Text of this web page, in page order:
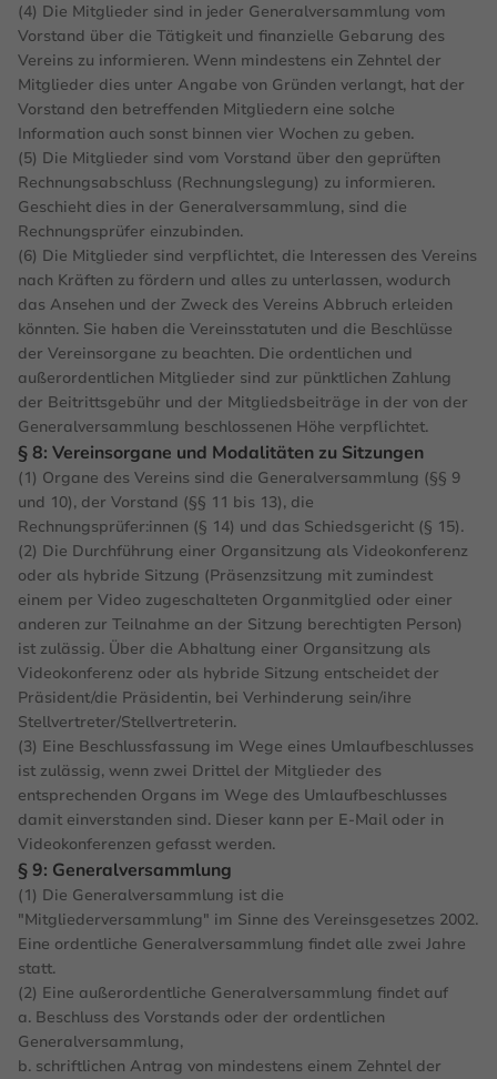
(4) Die Mitglieder sind in jeder Generalversammlung vom
Vorstand über die Tätigkeit und finanzielle Gebarung des
Vereins zu informieren. Wenn mindestens ein Zehntel der
Mitglieder dies unter Angabe von Gründen verlangt, hat der
Vorstand den betreffenden Mitgliedern eine solche
Information auch sonst binnen vier Wochen zu geben.
(5) Die Mitglieder sind vom Vorstand über den geprüften
Rechnungsabschluss (Rechnungslegung) zu informieren.
Geschieht dies in der Generalversammlung, sind die
Rechnungsprüfer einzubinden.
(6) Die Mitglieder sind verpflichtet, die Interessen des Vereins
nach Kräften zu fördern und alles zu unterlassen, wodurch
das Ansehen und der Zweck des Vereins Abbruch erleiden
könnten. Sie haben die Vereinsstatuten und die Beschlüsse
der Vereinsorgane zu beachten. Die ordentlichen und
außerordentlichen Mitglieder sind zur pünktlichen Zahlung
der Beitrittsgebühr und der Mitgliedsbeiträge in der von der
Generalversammlung beschlossenen Höhe verpflichtet.
§ 8: Vereinsorgane und Modalitäten zu Sitzungen
(1) Organe des Vereins sind die Generalversammlung (§§ 9
und 10), der Vorstand (§§ 11 bis 13), die
Rechnungsprüfer:innen (§ 14) und das Schiedsgericht (§ 15).
(2) Die Durchführung einer Organsitzung als Videokonferenz
oder als hybride Sitzung (Präsenzsitzung mit zumindest
einem per Video zugeschalteten Organmitglied oder einer
anderen zur Teilnahme an der Sitzung berechtigten Person)
ist zulässig. Über die Abhaltung einer Organsitzung als
Videokonferenz oder als hybride Sitzung entscheidet der
Präsident/die Präsidentin, bei Verhinderung sein/ihre
Stellvertreter/Stellvertreterin.
(3) Eine Beschlussfassung im Wege eines Umlaufbeschlusses
ist zulässig, wenn zwei Drittel der Mitglieder des
entsprechenden Organs im Wege des Umlaufbeschlusses
damit einverstanden sind. Dieser kann per E-Mail oder in
Videokonferenzen gefasst werden.
§ 9: Generalversammlung
(1) Die Generalversammlung ist die
"Mitgliederversammlung" im Sinne des Vereinsgesetzes 2002.
Eine ordentliche Generalversammlung findet alle zwei Jahre
statt.
(2) Eine außerordentliche Generalversammlung findet auf
a. Beschluss des Vorstands oder der ordentlichen
Generalversammlung,
b. schriftlichen Antrag von mindestens einem Zehntel der